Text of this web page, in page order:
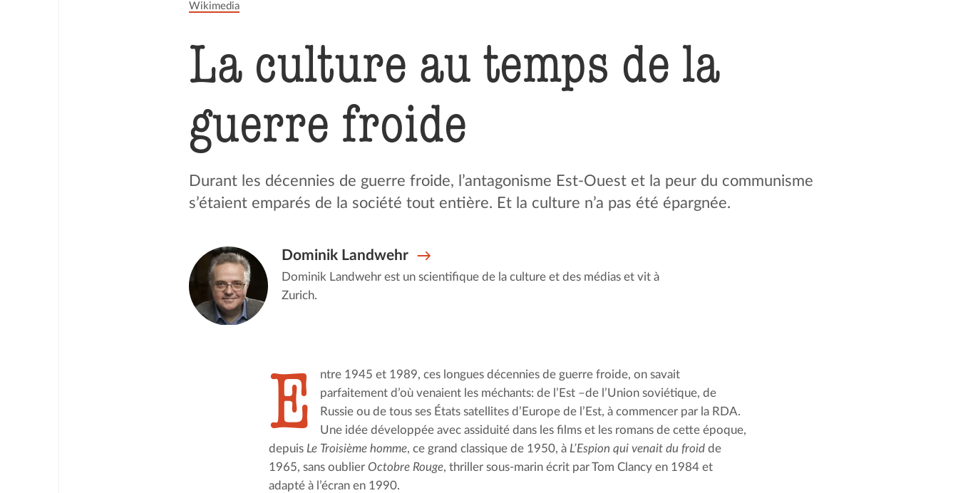
Wikimedia
La culture au temps de la
guerre froide
Durant les décennies de guerre froide, l’antagonisme Est-Ouest et la peur du communisme
s’étaient emparés de la société tout entière. Et la culture n’a pas été épargnée.
Dominik Landwehr
Dominik Landwehr est un scientifique de la culture et des médias et vit à
Zurich.
E
ntre 1945 et 1989, ces longues décennies de guerre froide, on savait
parfaitement d’où venaient les méchants: de l’Est –de l’Union soviétique, de
Russie ou de tous ses États satellites d’Europe de l’Est, à commencer par la RDA.
Une idée développée avec assiduité dans les films et les romans de cette époque,
depuis Le Troisième homme, ce grand classique de 1950, à L’Espion qui venait du froid de
1965, sans oublier Octobre Rouge, thriller sous-marin écrit par Tom Clancy en 1984 et
adapté à l’écran en 1990.